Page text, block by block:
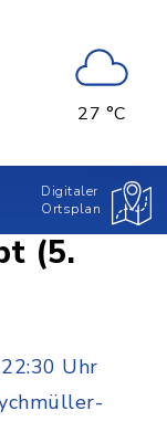
27 °C
Digitaler
Ortsplan
(5.
Uhr